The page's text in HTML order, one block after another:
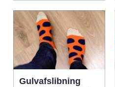
Gulvafslibning